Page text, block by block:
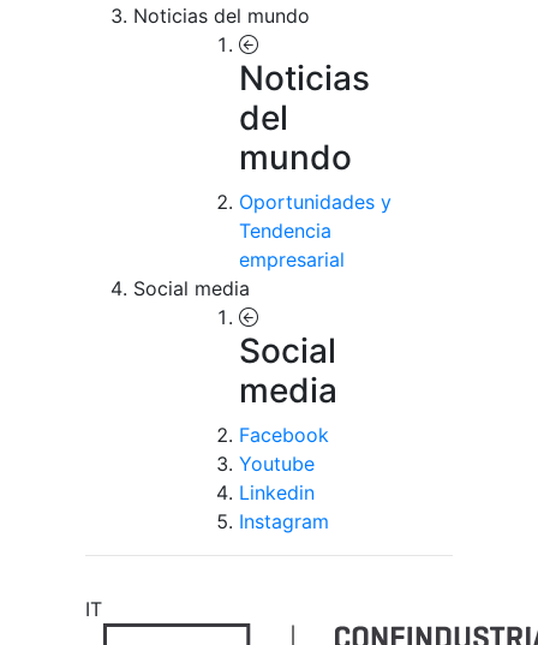
Noticias del mundo
Noticias
del
mundo
Oportunidades y
Tendencia
empresarial
Social media
Social
media
Facebook
Youtube
Linkedin
Instagram
IT